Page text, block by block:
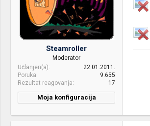
Steamroller
Moderator
Učlanjen(a)
22.01.2011.
Poruka
9.655
Rezultat reagovanja
17
Moja konfiguracija
w/HT CM Nepton 280L